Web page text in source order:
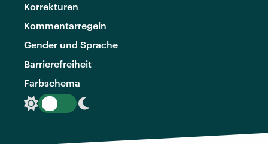
Korrekturen
Kommentarregeln
Gender und Sprache
Barrierefreiheit
Farbschema